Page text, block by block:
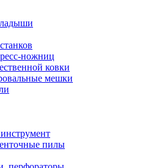
ножниц
ковки
мешки
пилы